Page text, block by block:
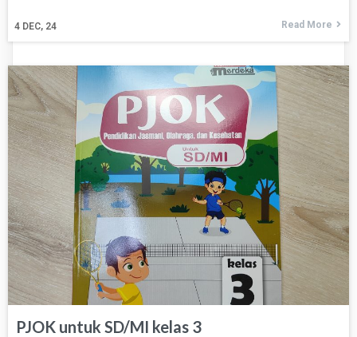
4 DEC, 24 Read More
PJOK untuk SD/MI kelas 3